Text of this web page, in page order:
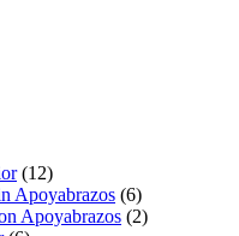
(12)
Apoyabrazos (6)
Apoyabrazos (2)